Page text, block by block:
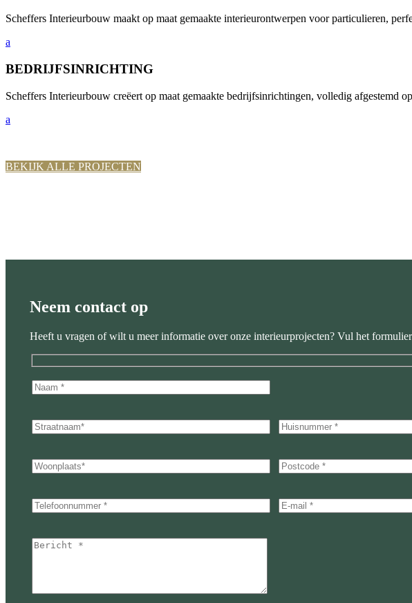
Scheffers Interieurbouw maakt op maat gemaakte interieurontwerpen voor particulieren,
a
BEDRIJFSINRICHTING
Scheffers Interieurbouw creëert op maat gemaakte bedrijfsinrichtingen, volledig afgestemd
a
BEKIJK ALLE PROJECTEN
Neem contact op
Heeft u vragen of wilt u meer informatie over onze interieurprojecten? Vul het